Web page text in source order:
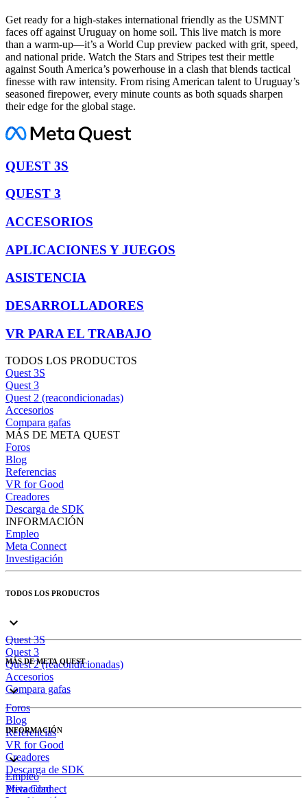
Get ready for a high-stakes international friendly as the USMNT
faces off against Uruguay on home soil. This live match is more
than a warm-up—it’s a World Cup preview packed with grit, speed,
and national pride. Watch the Stars and Stripes test their mettle
against South America’s powerhouse in a clash that blends tactical
finesse with raw intensity. From rising American talent to Uruguay’s
seasoned firepower, every minute counts as both squads sharpen
their edge for the global stage.
QUEST 3S
QUEST 3
ACCESORIOS
APLICACIONES Y JUEGOS
ASISTENCIA
DESARROLLADORES
VR PARA EL TRABAJO
TODOS LOS PRODUCTOS
Quest 3S
Quest 3
Quest 2 (reacondicionadas)
Accesorios
Compara gafas
MÁS DE META QUEST
Foros
Blog
Referencias
VR for Good
Creadores
Descarga de SDK
INFORMACIÓN
Empleo
Meta Connect
Investigación
TODOS LOS PRODUCTOS
Quest 3S
Quest 3
Quest 2 (reacondicionadas)
Accesorios
Compara gafas
MÁS DE META QUEST
Foros
Blog
Referencias
VR for Good
Creadores
Descarga de SDK
INFORMACIÓN
Empleo
Meta Connect
Privacidad